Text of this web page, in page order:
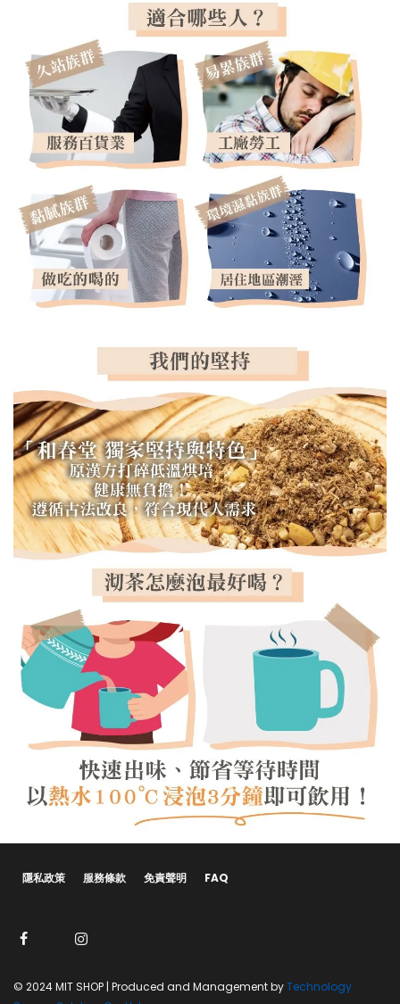
隱私政策 服務條款 免責聲明 FAQ
© 2024 MIT SHOP | Produced and Management byTechnology